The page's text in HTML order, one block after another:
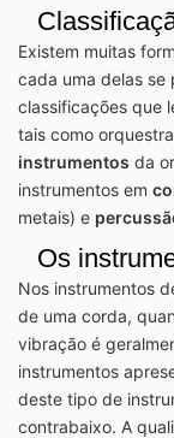
Existem muitas
cada uma delas se
classificações que
tais como
instrumentos da
instrumentos em
metais) e
Os
Nos instrumentos
de uma corda,
vibração é
instrumentos
deste tipo de
contrabaixo. A